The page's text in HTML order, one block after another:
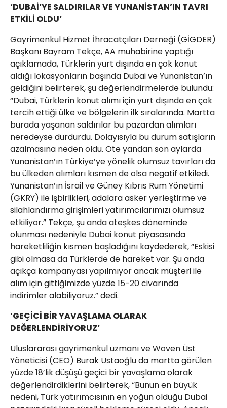
‘DUBAİ’YE SALDIRILAR VE YUNANİSTAN’IN TAVRI
ETKİLİ OLDU’
Gayrimenkul Hizmet İhracatçıları Derneği (GİGDER)
Başkanı Bayram Tekçe, AA muhabirine yaptığı
açıklamada, Türklerin yurt dışında en çok konut
aldığı lokasyonların başında Dubai ve Yunanistan’ın
geldiğini belirterek, şu değerlendirmelerde bulundu:
“Dubai, Türklerin konut alımı için yurt dışında en çok
tercih ettiği ülke ve bölgelerin ilk sıralarında. Martta
burada yaşanan saldırılar bu pazardan alımları
neredeyse durdurdu. Dolayısıyla bu durum satışların
azalmasına neden oldu. Öte yandan son aylarda
Yunanistan’ın Türkiye’ye yönelik olumsuz tavırları da
bu ülkeden alımları kısmen de olsa negatif etkiledi.
Yunanistan’ın İsrail ve Güney Kıbrıs Rum Yönetimi
(GKRY) ile işbirlikleri, adalara asker yerleştirme ve
silahlandırma girişimleri yatırımcılarımızı olumsuz
etkiliyor.” Tekçe, şu anda ateşkes döneminde
olunması nedeniyle Dubai konut piyasasında
hareketliliğin kısmen başladığını kaydederek, “Eskisi
gibi olmasa da Türklerde de hareket var. Şu anda
açıkça kampanyası yapılmıyor ancak müşteri ile
alım için gittiğimizde yüzde 15-20 civarında
indirimler alabiliyoruz.” dedi.
‘GEÇİCİ BİR YAVAŞLAMA OLARAK
DEĞERLENDİRİYORUZ’
Uluslararası gayrimenkul uzmanı ve Woven Üst
Yöneticisi (CEO) Burak Ustaoğlu da martta görülen
yüzde 18’lik düşüşü geçici bir yavaşlama olarak
değerlendirdiklerini belirterek, “Bunun en büyük
nedeni, Türk yatırımcısının en yoğun olduğu Dubai